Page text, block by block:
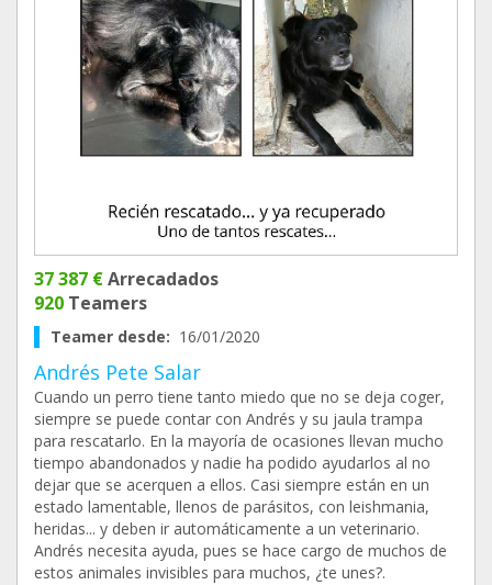
37 387 €Arrecadados
920 Teamers
Teamer desde: 16/01/2020
Andrés Pete Salar
Cuando un perro tiene tanto miedo que no se deja coger,
siempre se puede contar con Andrés y su jaula trampa
para rescatarlo. En la mayoría de ocasiones llevan mucho
tiempo abandonados y nadie ha podido ayudarlos al no
dejar que se acerquen a ellos. Casi siempre están en un
estado lamentable, llenos de parásitos, con leishmania,
heridas... y deben ir automáticamente a un veterinario.
Andrés necesita ayuda, pues se hace cargo de muchos de
estos animales invisibles para muchos, ¿te unes?.